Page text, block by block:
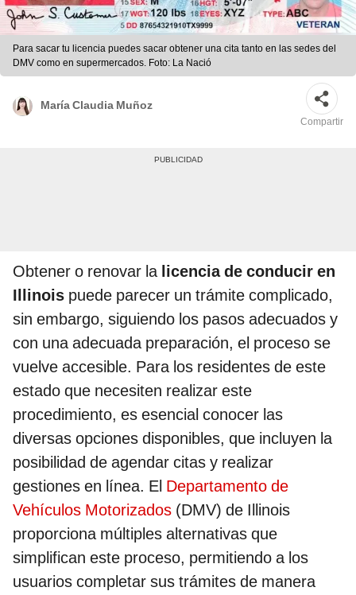
Para sacar tu licencia puedes sacar obtener una cita tanto en las sedes del
DMV como en supermercados. Foto: La Nació
María Claudia Muñoz
Compartir
Obtener o renovar lalicencia de conducir en
Illinois puede parecer un trámite complicado,
sin embargo, siguiendo los pasos adecuados y
con una adecuada preparación, el proceso se
vuelve accesible. Para los residentes de este
estado que necesiten realizar este
procedimiento, es esencial conocer las
diversas opciones disponibles, que incluyen la
posibilidad de agendar citas y realizar
gestiones en línea. El Departamento de
Vehículos Motorizados (DMV) de Illinois
proporciona múltiples alternativas que
simplifican este proceso, permitiendo a los
usuarios completar sus trámites de manera